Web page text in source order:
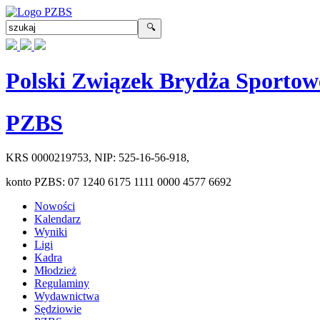
Polski Związek Brydża
PZBS
KRS 0000219753, NIP: 525-16-56-918,
konto PZBS: 07 1240 6175 1111 0000 4577 6692
Nowości
Kalendarz
Wyniki
Ligi
Kadra
Młodzież
Regulaminy
Wydawnictwa
Sędziowie